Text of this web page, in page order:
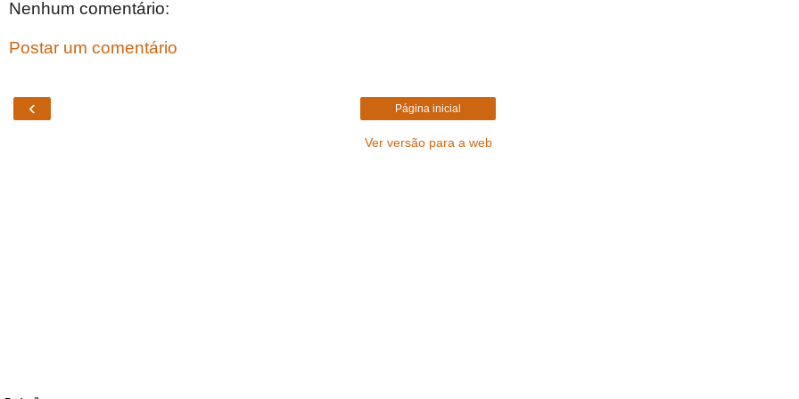
Nenhum comentário:
Postar um comentário
‹ Página inicial
Ver versão para a web